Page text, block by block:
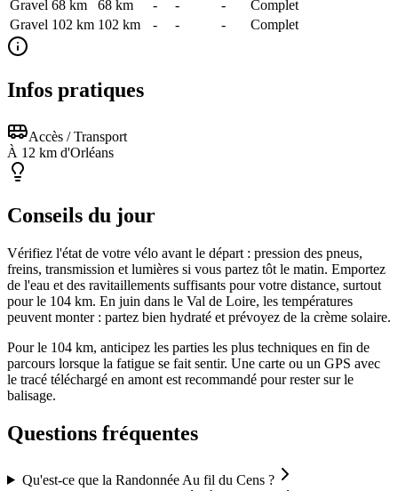
Gravel 68 km
68 km - - -
Complet
Gravel 102 km 102 km - - - Complet
Infos pratiques
Accès / Transport
À 12 km d'Orléans
Conseils du jour
Vérifiez l'état de votre vélo avant le départ : pression des pneus,
freins, transmission et lumières si vous partez tôt le matin. Emportez
de l'eau et des ravitaillements suffisants pour votre distance, surtout
pour le 104 km. En juin dans le Val de Loire, les températures
peuvent monter : partez bien hydraté et prévoyez de la crème solaire.
Pour le 104 km, anticipez les parties les plus techniques en fin de
parcours lorsque la fatigue se fait sentir. Une carte ou un GPS avec
le tracé téléchargé en amont est recommandé pour rester sur le
balisage.
Questions fréquentes
Qu'est-ce que la Randonnée Au fil du Cens ?